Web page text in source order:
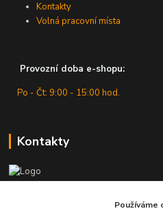
Kontakty
Volná pracovní místa
Provozní doba e-shopu:
Po - Čt: 9:00 - 15:00 hod.
Kontakty
+420 607 430 416Používáme